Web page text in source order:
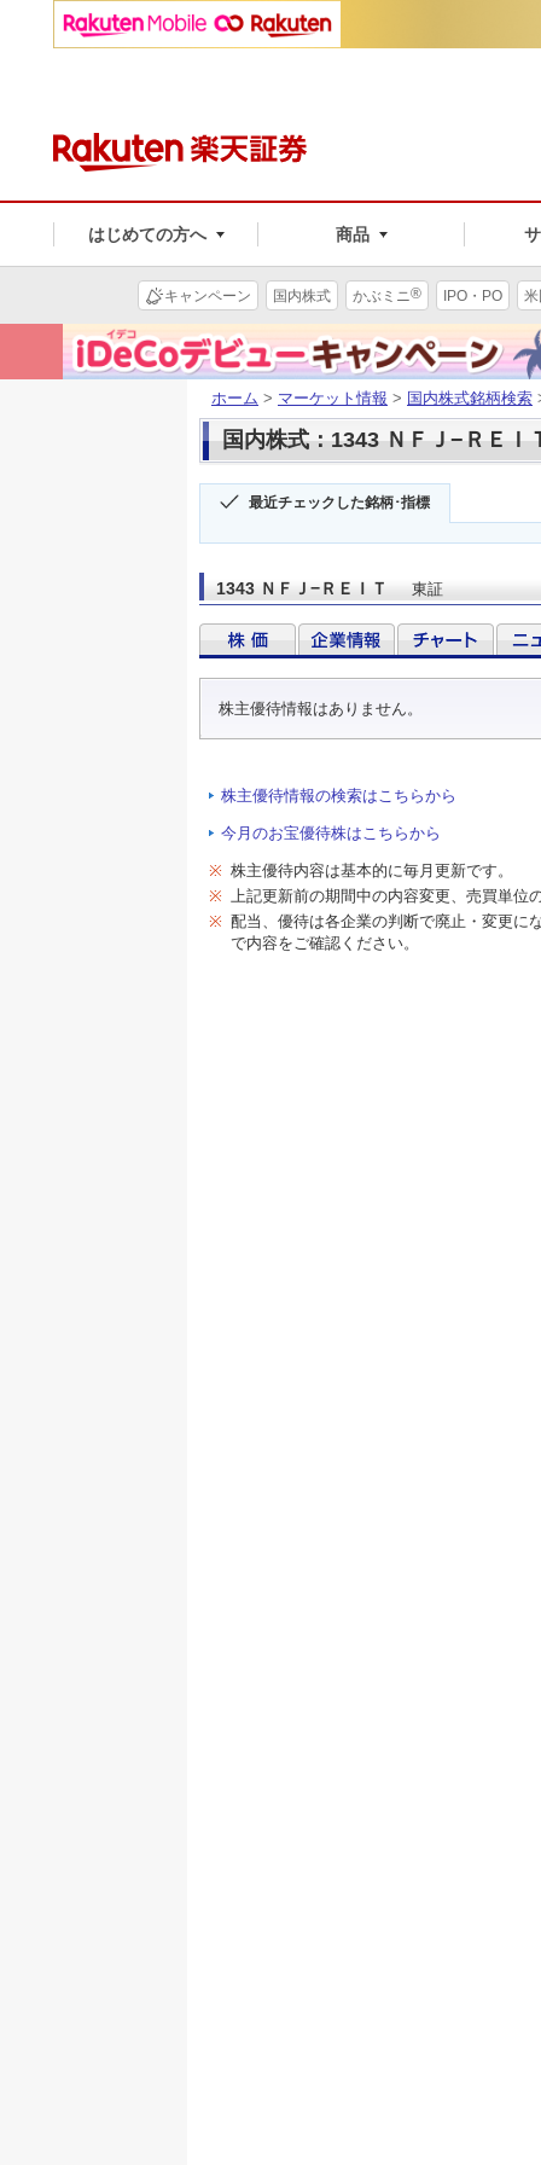
はじめての方へ 商品
キャンペーン 国内株式 かぶミニ® IPO・PO
ホーム > マーケット情報 > 国内株式銘柄検索
国内株式：1343 ＮＦＪ−ＲＥＩ
最近チェックした銘柄･指標
1343 ＮＦＪ−ＲＥＩＴ 東証
株主優待情報はありません。
株主優待情報の検索はこちらから
今月のお宝優待株はこちらから
※ 株主優待内容は基本的に毎月更新です。
※ 上記更新前の期間中の内容変更、売買単位
※ 配当、優待は各企業の判断で廃止・変更に
で内容をご確認ください。